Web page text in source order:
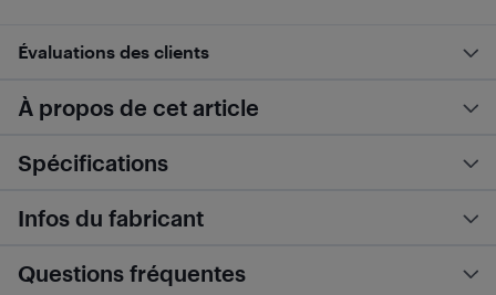
Évaluations des clients
À propos de cet article
Spécifications
Infos du fabricant
Questions fréquentes